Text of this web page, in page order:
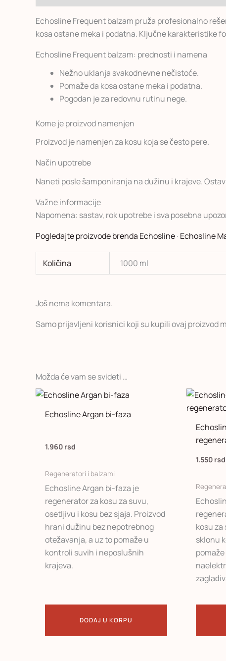
Echosline Frequent balzam pruža profesionalno
kosa ostane meka i podatna. Ključne karakteristike
Echosline Frequent balzam: prednosti i namena
Nežno uklanja svakodnevne nečistoće.
Pomaže da kosa ostane meka i podatna.
Pogodan je za redovnu rutinu nege.
Kome je proizvod namenjen
Proizvod je namenjen za kosu koja se često pere.
Način upotrebe
Naneti posle šamponiranja na dužinu i krajeve.
Važne informacije
Napomena: sastav, rok upotrebe i sva posebna
Pogledajte proizvode brenda Echosline· Echosline
Količina 1000 ml
Još nema komentara.
Samo prijavljeni korisnici koji su kupili ovaj proizvod
Možda će vam se svideti …
Echosline Argan bi-faza
1.960 rsd
Regeneratori i balzami
Echosline Argan bi-faza je
regenerator za kosu za suvu,
osetljivu i kosu bez sjaja. Proizvod
hrani dužinu bez nepotrebnog
otežavanja, a uz to pomaže u
kontroli suvih i neposlušnih
krajeva.
DODAJ U KORPU
1.550 rsd
kosu
sklonu